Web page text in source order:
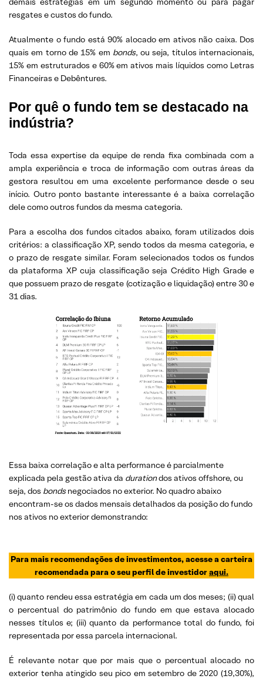
resgates e custos do fundo.
Atualmente o fundo está 90% alocado em ativos não caixa. Dos
quais em torno de 15% em bonds, ou seja, títulos internacionais,
15% em estruturados e 60% em ativos mais líquidos como Letras
Financeiras e Debêntures.
Por quê o fundo tem se destacado na
indústria?
Toda essa expertise da equipe de renda fixa combinada com a
ampla experiência e troca de informação com outras áreas da
gestora resultou em uma excelente performance desde o seu
início. Outro ponto bastante interessante é a baixa correlação
dele como outros fundos da mesma categoria.
Para a escolha dos fundos citados abaixo, foram utilizados dois
critérios: a classificação XP, sendo todos da mesma categoria, e
o prazo de resgate similar. Foram selecionados todos os fundos
da plataforma XP cuja classificação seja Crédito High Grade e
que possuem prazo de resgate (cotização e liquidação) entre 30 e
31 dias.
Essa baixa correlação e alta performance é parcialmente
explicada pela gestão ativa da durationdos ativos offshore, ou
seja, dos bondsnegociados no exterior. No quadro abaixo
encontram-se os dados mensais detalhados da posição do fundo
nos ativos no exterior demonstrando:
Para mais recomendações de investimentos, acesse a carteira
recomendada para o seu perfil de investidoraqui.
(i) quanto rendeu essa estratégia em cada um dos meses; (ii) qual
o percentual do patrimônio do fundo em que estava alocado
nesses títulos e; (iii) quanto da performance total do fundo, foi
representada por essa parcela internacional.
É relevante notar que por mais que o percentual alocado no
exterior tenha atingido seu pico em setembro de 2020 (19,30%),